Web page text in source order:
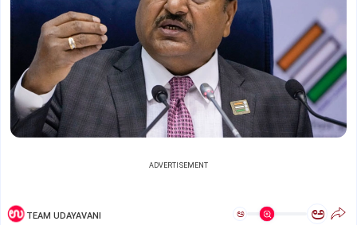
ADVERTISEMENT
TEAM UDAYAVANI ಅ ಅ